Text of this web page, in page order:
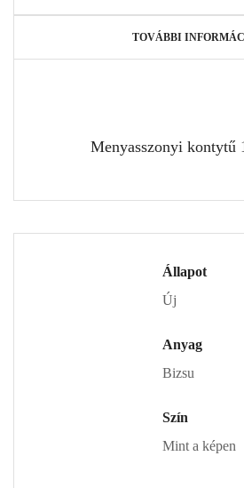
TOVÁBBI
Menyasszonyi kontytű
Állapot
Új
Anyag
Bizsu
Szín
Mint a képen